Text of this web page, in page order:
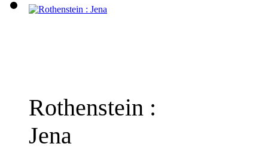
Rothenstein :
Jena